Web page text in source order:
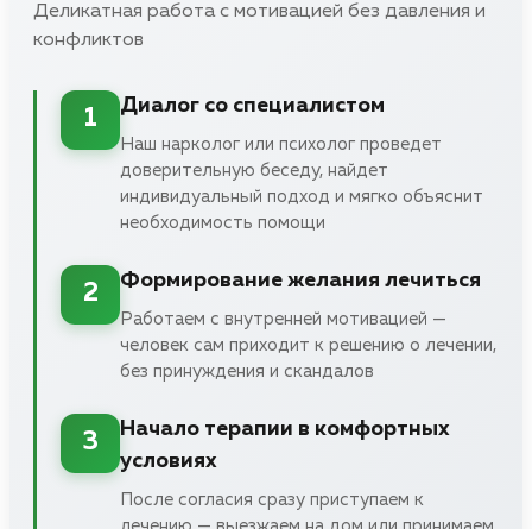
Деликатная работа с мотивацией без давления и
конфликтов
1
Диалог со специалистом
Наш нарколог или психолог проведет
доверительную беседу, найдет
индивидуальный подход и мягко объяснит
необходимость помощи
2
Формирование желания лечиться
Работаем с внутренней мотивацией —
человек сам приходит к решению о лечении,
без принуждения и скандалов
3
Начало терапии в комфортных
условиях
После согласия сразу приступаем к